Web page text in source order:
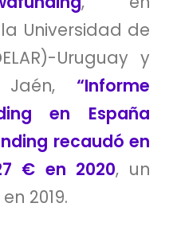
Universidad de
Uruguay y
Jaén,“Informe
en España
recaudó en
€ en 2020, un
2019.